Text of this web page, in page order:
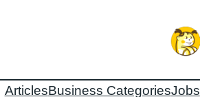
ArticlesBusiness CategoriesJobs